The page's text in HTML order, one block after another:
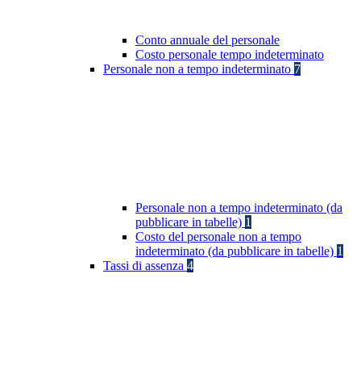
Conto annuale del personale
Costo personale tempo indeterminato
Personale non a tempo indeterminato 7
Personale non a tempo indeterminato (da
pubblicare in tabelle) 1
Costo del personale non a tempo
indeterminato (da pubblicare in tabelle) 1
Tassi di assenza 4